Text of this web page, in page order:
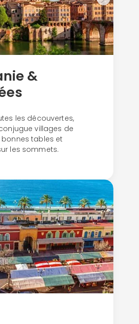
&
les découvertes,
villages de
tables et
les sommets.